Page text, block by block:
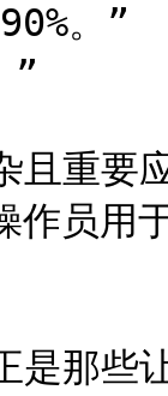
。”
”
且重
员用
是那